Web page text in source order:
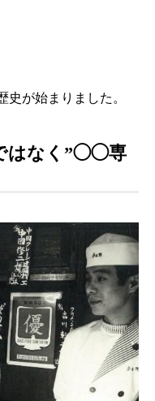
史が始まりました。
はなく”◯◯専